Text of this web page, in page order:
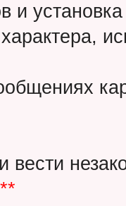
и
**